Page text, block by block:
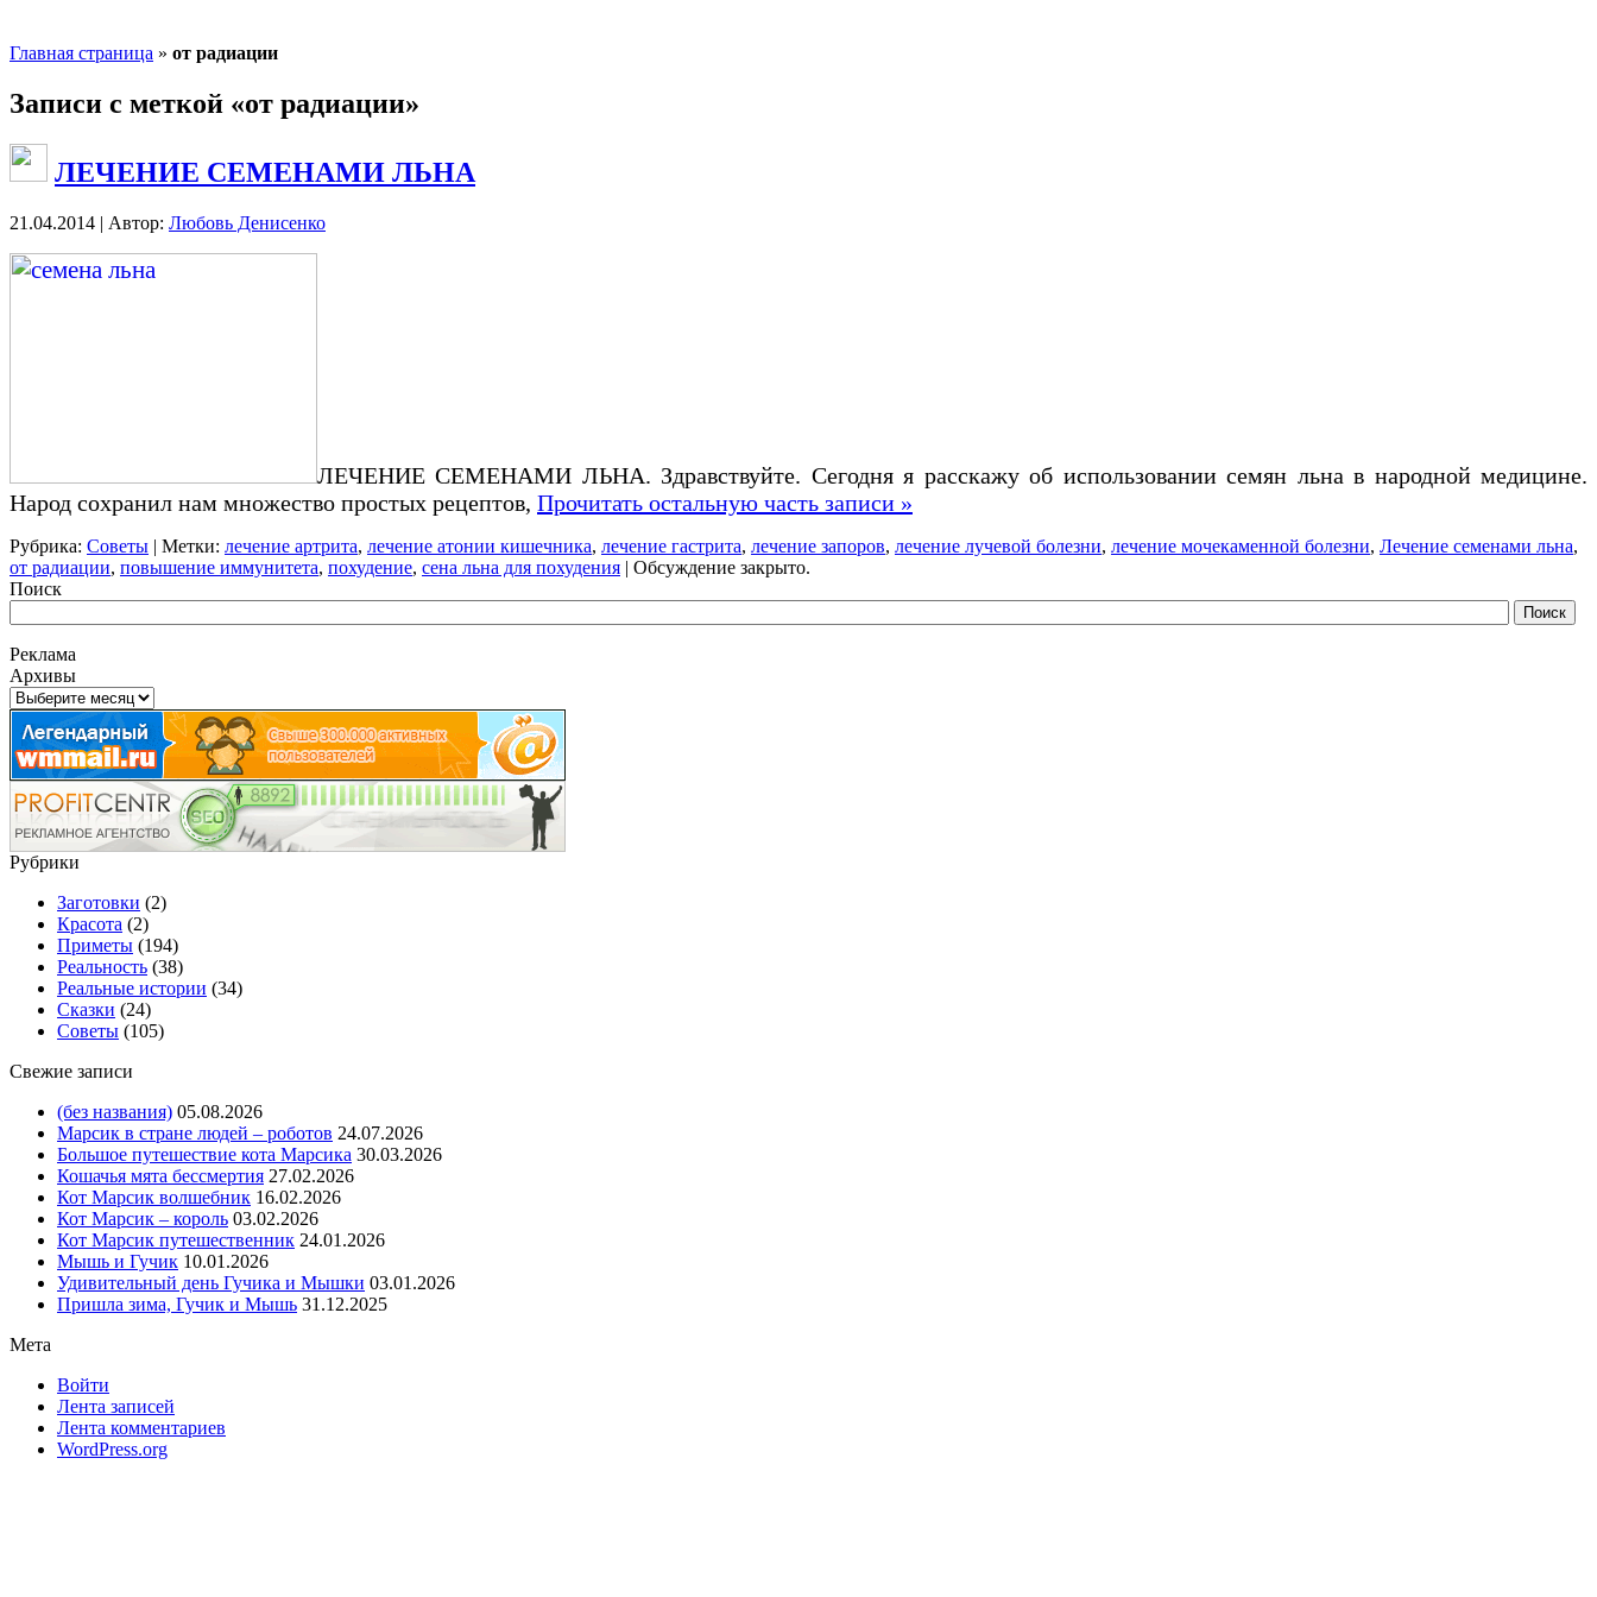
Главная страница » от радиации
Записи с меткой «от радиации»
ЛЕЧЕНИЕ СЕМЕНАМИ ЛЬНА
21.04.2014 | Автор: Любовь Денисенко
ЛЕЧЕНИЕ СЕМЕНАМИ ЛЬНА. Здравствуйте. Сегодня я расскажу об использовании семян льна в народной медицине.
Народ сохранил нам множество простых рецептов, Прочитать остальную часть записи »
Рубрика: Советы | Метки: лечение артрита, лечение атонии кишечника, лечение гастрита, лечение запоров, лечение лучевой болезни, лечение мочекаменной болезни, Лечение семенами льна,
от радиации, повышение иммунитета, похудение, сена льна для похудения | Обсуждение закрыто.
Поиск
Реклама
Архивы
Архивы
Рубрики
Заготовки (2)
Красота (2)
Приметы (194)
Реальность (38)
Реальные истории (34)
Сказки (24)
Советы (105)
Свежие записи
(без названия) 05.08.2026
Марсик в стране людей – роботов 24.07.2026
Большое путешествие кота Марсика 30.03.2026
Кошачья мята бессмертия 27.02.2026
Кот Марсик волшебник 16.02.2026
Кот Марсик – король 03.02.2026
Кот Марсик путешественник 24.01.2026
Мышь и Гучик 10.01.2026
Удивительный день Гучика и Мышки 03.01.2026
Пришла зима, Гучик и Мышь 31.12.2025
Мета
Войти
Лента записей
Лента комментариев
WordPress.org